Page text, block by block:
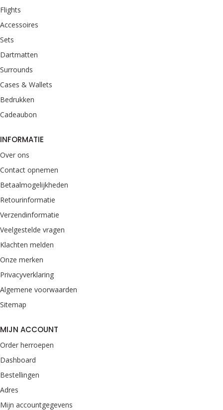
Flights
Accessoires
Sets
Dartmatten
Surrounds
Cases & Wallets
Bedrukken
Cadeaubon
INFORMATIE
Over ons
Contact opnemen
Betaalmogelijkheden
Retourinformatie
Verzendinformatie
Veelgestelde vragen
Klachten melden
Onze merken
Privacyverklaring
Algemene voorwaarden
Sitemap
MIJN ACCOUNT
Order herroepen
Dashboard
Bestellingen
Adres
Mijn accountgegevens